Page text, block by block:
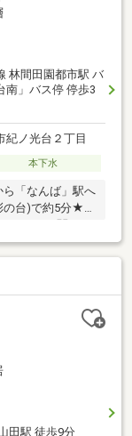
林間田園都市駅 バ
南」バス停 停歩3
紀ノ光台２丁目
本下水
「なんば」駅へ
の台)で約5分★
田駅 徒歩9分